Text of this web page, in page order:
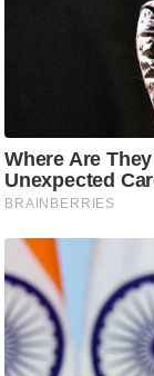
भू
मि
स्तं
भ
ए
म
.
आ